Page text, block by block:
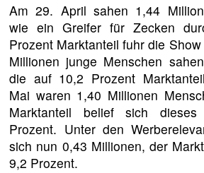
Am 29. April sahen 1,44
wie ein Greifer für Zecken
Prozent Marktanteil fuhr die
Millionen junge Menschen
die auf 10,2 Prozent
Mai waren 1,40 Millionen
Marktanteil belief sich
Prozent. Unter den
sich nun 0,43 Millionen, der
9,2 Prozent.